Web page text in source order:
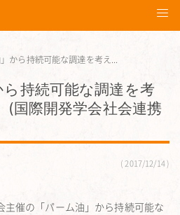
」から持続可能な調達を考え...
ら持続可能な調達を考
(国際開発学会社会連携
2017/12/14
主催の「パーム油」から持続可能な